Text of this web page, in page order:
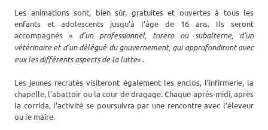
Les animations sont, bien sûr, gratuites et ouvertes à tous les
enfants et adolescents jusqu’à l’âge de 16 ans. Ils seront
accompagnés « d’un professionnel, torero ou subalterne, d’un
vétérinaire et d’un délégué du gouvernement, qui approfondiront avec
eux les différents aspects de la lutte« .
Les jeunes recrutés visiteront également les enclos, l’infirmerie, la
chapelle, l’abattoir ou la cour de dragage. Chaque après-midi, après
la corrida, l’activité se poursuivra par une rencontre avec l’éleveur
ou le maire.